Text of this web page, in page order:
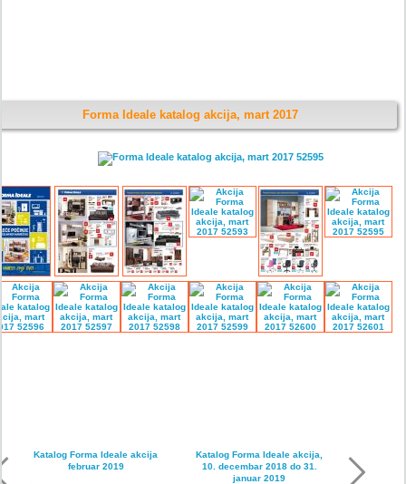
Forma Ideale katalog akcija, mart 2017
Katalog Forma Ideale akcija
februar 2019
Katalog Forma Ideale akcija,
10. decembar 2018 do 31.
januar 2019